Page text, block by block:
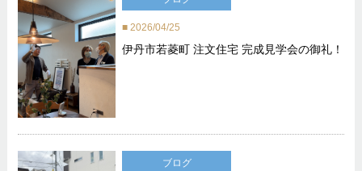
2026/04/25
伊丹市若菱町 注文住宅 完成見学会の御礼！
ブログ